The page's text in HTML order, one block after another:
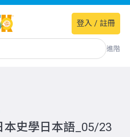
進階
登入 / 註冊
本史學日本語_05/23